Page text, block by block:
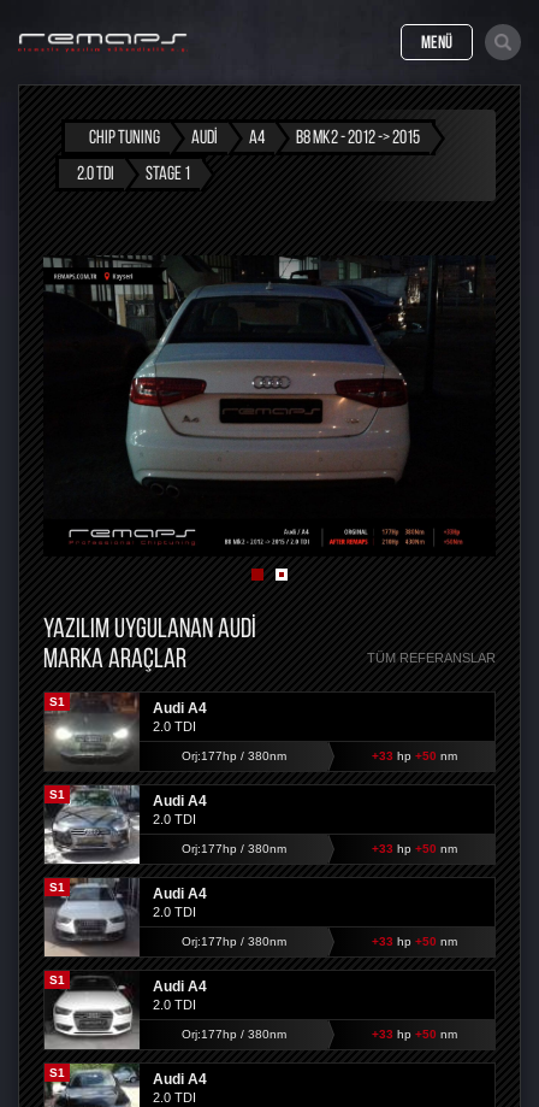
MENÜ
CHIP TUNING AUDI A4
B8 MK2 - 2012 -> 2015
2.0 TDI
STAGE 1
YAZILIM UYGULANAN AUDI
MARKA ARAÇLAR
TÜM REFERANSLAR
S1 Audi A4
2.0 TDI
Orj:177hp / 380nm +33 hp +50 nm
S1 Audi A4
2.0 TDI
Orj:177hp / 380nm +33 hp +50 nm
S1 Audi A4
2.0 TDI
Orj:177hp / 380nm +33 hp +50 nm
S1 Audi A4
2.0 TDI
Orj:177hp / 380nm +33 hp +50 nm
S1 Audi A4
2.0 TDI